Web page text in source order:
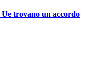
trovano un accordo